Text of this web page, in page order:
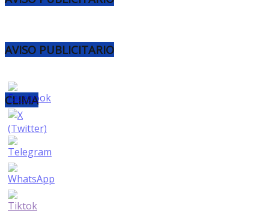
AVISO PUBLICITARIO
CLIMA